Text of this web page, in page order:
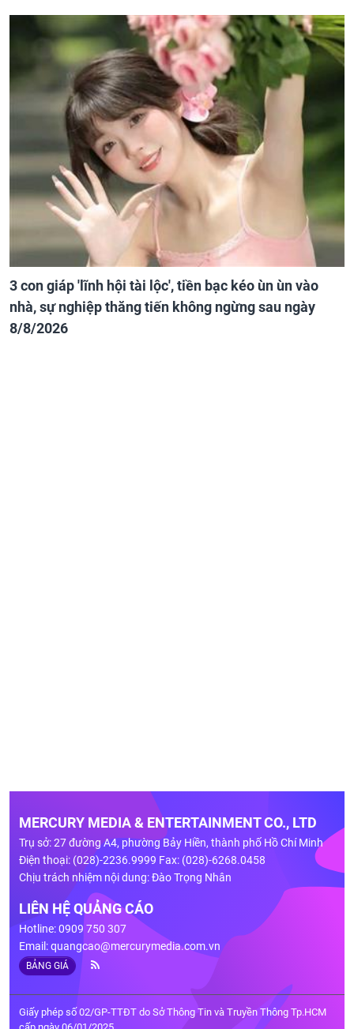
3 con giáp 'lĩnh hội tài lộc', tiền bạc kéo ùn ùn vào
nhà, sự nghiệp thăng tiến không ngừng sau ngày
8/8/2026
MERCURY MEDIA & ENTERTAINMENT CO., LTD
Trụ sở: 27 đường A4, phường Bảy Hiền, thành phố Hồ Chí Minh
Điện thoại: (028)-2236.9999 Fax: (028)-6268.0458
Chịu trách nhiệm nội dung: Đào Trọng Nhân
LIÊN HỆ QUẢNG CÁO
Hotline: 0909 750 307
Email:quangcao@mercurymedia.com.vn
BẢNG GIÁ
Giấy phép số 02/GP-TTĐT do Sở Thông Tin và Truyền Thông Tp.HCM